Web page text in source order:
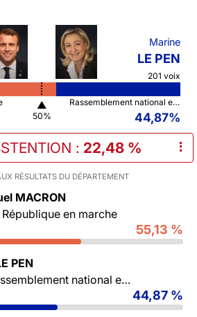
Marine
LE PEN
201 voix
▲
50%
Rassemblement national et ses alliés
44,87%
: 22,48 % ⠇
RÉSULTATS DU DÉPARTEMENT
MACRON
République en marche
55,13 %
PEN
national et ses alliés
44,87 %